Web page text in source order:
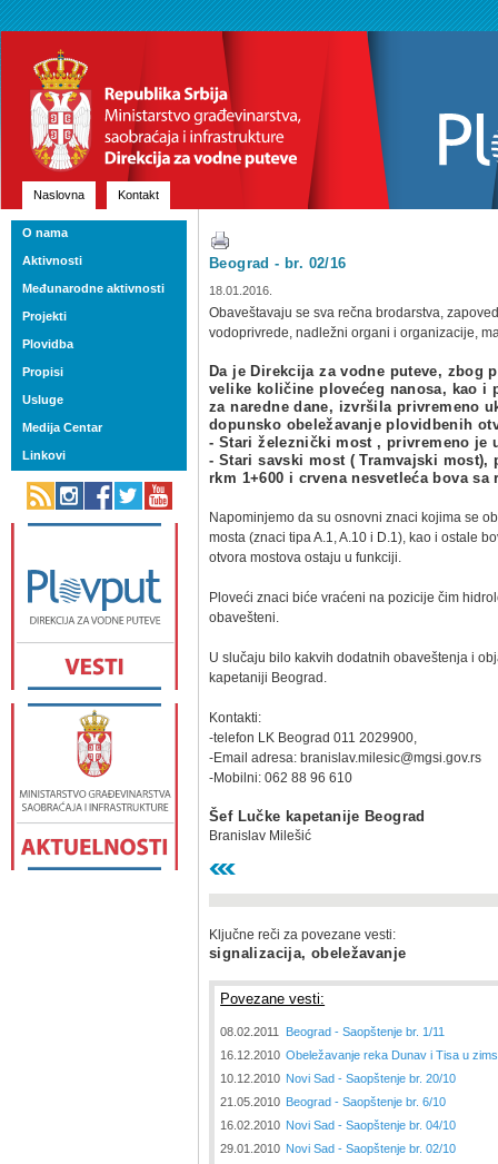
Naslovna Kontakt
Beograd - br. 02/16
18.01.2016.
Obaveštavaju se sva rečna brodarstva,
vodoprivrede, nadležni organi i organizacije,
Da je Direkcija za vodne puteve, zbog
velike količine plovećeg nanosa, kao i
za naredne dane, izvršila privremeno
dopunsko obeležavanje plovidbenih
- Stari železnički most , privremeno je
- Stari savski most ( Tramvajski most),
rkm 1+600 i crvena nesvetleća bova sa
Napominjemo da su osnovni znaci kojima se
mosta (znaci tipa A.1, A.10 i D.1), kao i ostale
otvora mostova ostaju u funkciji.
Ploveći znaci biće vraćeni na pozicije čim
obavešteni.
U slučaju bilo kakvih dodatnih obaveštenja i
kapetaniji Beograd.
Kontakti:
-telefon LK Beograd 011 2029900,
-Email adresa: branislav.milesic@mgsi.gov.rs
-Mobilni: 062 88 96 610
Šef Lučke kapetanije Beograd
Branislav Milešić
Ključne reči za povezane vesti:
signalizacija, obeležavanje
Povezane vesti:
08.02.2011
Beograd - Saopštenje br. 1/11
16.12.2010 Obeležavanje reka Dunav i Tisa u
10.12.2010 Novi Sad - Saopštenje br. 20/10
21.05.2010 Beograd - Saopštenje br. 6/10
16.02.2010 Novi Sad - Saopštenje br. 04/10
29.01.2010 Novi Sad - Saopštenje br. 02/10
O nama
Aktivnosti
Međunarodne aktivnosti
Projekti
Plovidba
Propisi
Usluge
Medija Centar
Linkovi